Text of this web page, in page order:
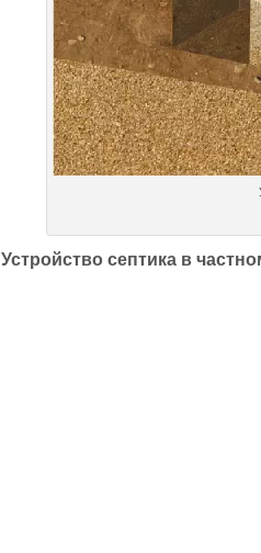
Устройство септика в